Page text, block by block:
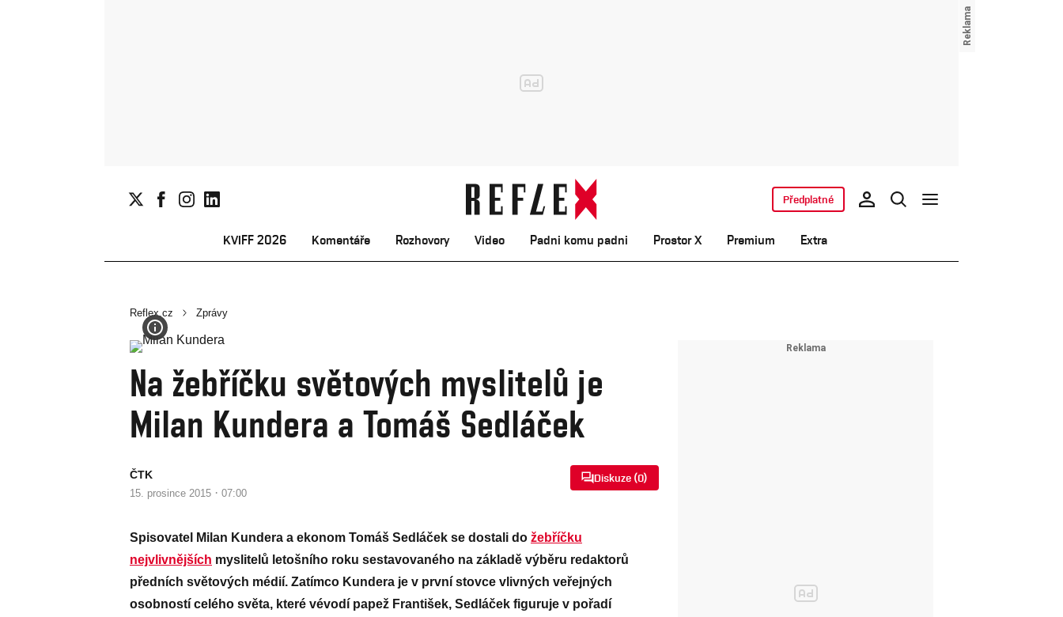
KVIFF 2026 Komentáře Rozhovory Video Padni komu padni Prostor X Premium Extra
Předplatné
Reflex.cz Zprávy
Na žebříčku světových myslitelů je
Milan Kundera a Tomáš Sedláček
ČTK
15. prosince 2015 · 07:00
Diskuze (0)
Spisovatel Milan Kundera a ekonom Tomáš Sedláček se dostali do žebříčku
nejvlivnějších myslitelů letošního roku sestavovaného na základě výběru redaktorů
předních světových médií. Zatímco Kundera je v první stovce vlivných veřejných
osobností celého světa, které vévodí papež František, Sedláček figuruje v pořadí